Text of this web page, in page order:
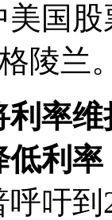
美国
陵兰
率
利
呼吁到